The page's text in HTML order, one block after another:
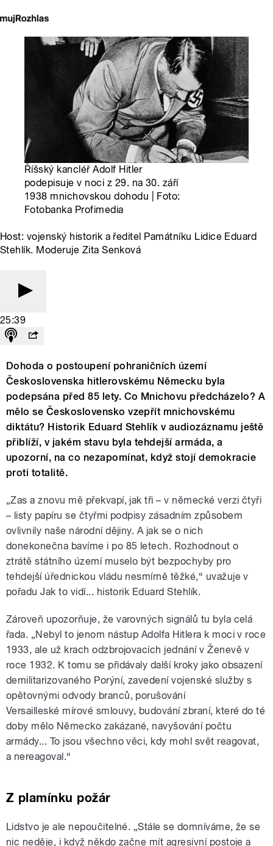
Říšský kancléř Adolf Hitler
podepisuje v noci z 29. na 30. září
1938 mnichovskou dohodu | Foto:
Fotobanka Profimedia
Host: vojenský historik a ředitel Památníku Lidice Eduard
Stehlík. Moderuje Zita Senková
25:39
Dohoda o postoupení pohraničních území
Československa hitlerovskému Německu byla
podepsána před 85 lety. Co Mnichovu předcházelo? A
mělo se Československo vzepřít mnichovskému
diktátu? Historik Eduard Stehlík v audiozáznamu ještě
přiblíží, v jakém stavu byla tehdejší armáda, a
upozorní, na co nezapomínat, když stojí demokracie
proti totalitě.
„Zas a znovu mě překvapí, jak tři – v německé verzi čtyři
– listy papíru se čtyřmi podpisy zásadním způsobem
ovlivnily naše národní dějiny. A jak se o nich
donekonečna bavíme i po 85 letech. Rozhodnout o
ztrátě státního území muselo být bezpochyby pro
tehdejší úřednickou vládu nesmírně těžké,“ uvažuje v
pořadu Jak to vidí... historik Eduard Stehlík.
Zároveň upozorňuje, že varovných signálů tu byla celá
řada. „Nebyl to jenom nástup Adolfa Hitlera k moci v roce
1933, ale už krach odzbrojovacích jednání v Ženevě v
roce 1932. K tomu se přidávaly další kroky jako obsazení
demilitarizovaného Porýní, zavedení vojenské služby s
opětovnými odvody branců, porušování
Versailleské mírové smlouvy, budování zbraní, které do té
doby mělo Německo zakázané, navyšování počtu
armády... To jsou všechno věci, kdy mohl svět reagovat,
a nereagoval.“
Z plamínku požár
Lidstvo je ale nepoučitelné. „Stále se domníváme, že se
nic neděje, i když někdo začne mít agresivní postoje a